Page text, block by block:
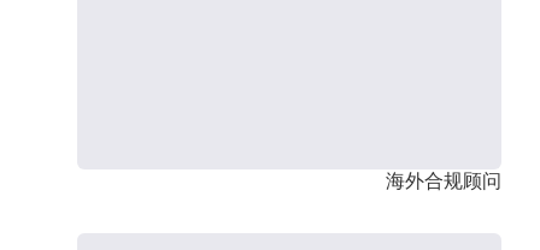
海外合规顾问